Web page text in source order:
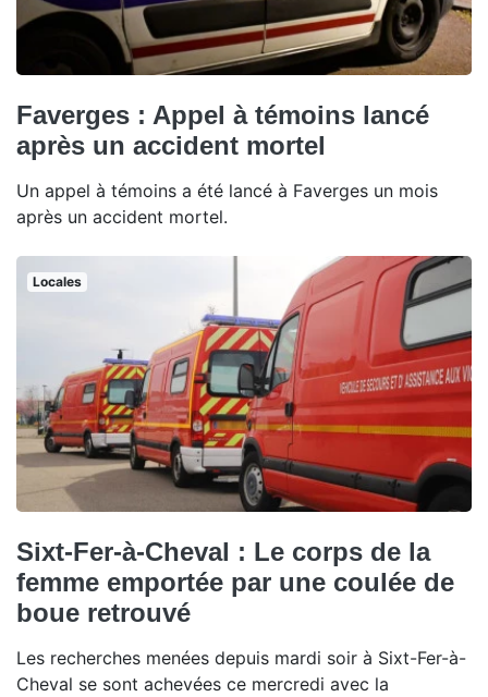
Faverges : Appel à témoins lancé
après un accident mortel
Un appel à témoins a été lancé à Faverges un mois
après un accident mortel.
Locales
Sixt-Fer-à-Cheval : Le corps de la
femme emportée par une coulée de
boue retrouvé
Les recherches menées depuis mardi soir à Sixt-Fer-à-
Cheval se sont achevées ce mercredi avec la